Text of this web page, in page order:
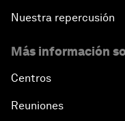
Nuestra repercusión
Más información
Centros
Reuniones